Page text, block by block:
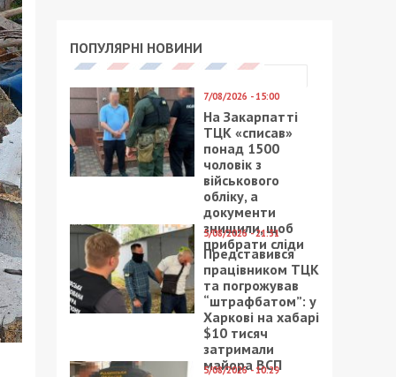
ПОПУЛЯРНІ НОВИНИ
7/08/2026 - 15:00
На Закарпатті
ТЦК «списав»
понад 1500
чоловік з
військового
обліку, а
документи
знищили, щоб
прибрати сліди
5/08/2026 - 21:31
Представився
працівником ТЦК
та погрожував
“штрафбатом”: у
Харкові на хабарі
$10 тисяч
затримали
майора ВСП
5/08/2026 - 10:29